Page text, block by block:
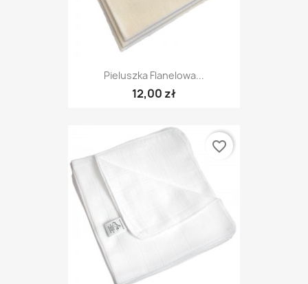
Pieluszka Flanelowa...
12,00 zł
favorite_border